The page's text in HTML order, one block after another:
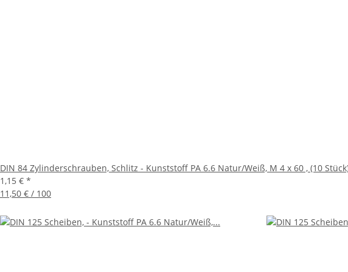
DIN 84 Zylinderschrauben, Schlitz - Kunststoff PA 6.6 Natur/Weiß, M 4 x 60 , (10
1,15 € *
11,50 € / 100